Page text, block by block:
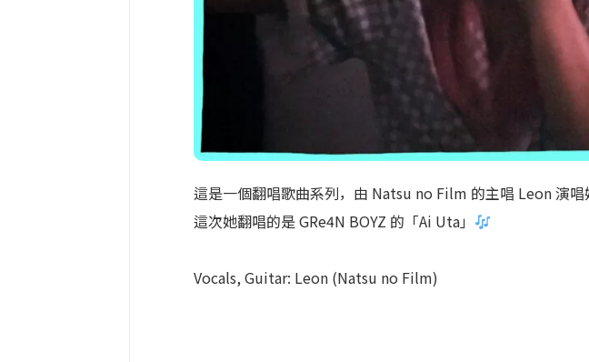
這是一個翻唱歌曲系列，由 Natsu no Film 的主唱 Leon 演
這次她翻唱的是 GRe4N BOYZ 的「Ai Uta」
Vocals, Guitar: Leon (Natsu no Film)